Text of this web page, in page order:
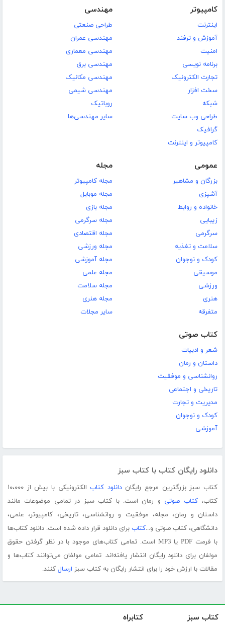
کامپیوتر
اینترنت
آموزش و ترفند
امنیت
برنامه نویسی
تجارت الکترونیک
سخت افزار
شبکه
طراحی وب سایت
گرافیک
کامپیوتر و اینترنت
مهندسی
طراحی صنعتی
مهندسی عمران
مهندسی معماری
مهندسی برق
مهندسی مکانیک
مهندسی شیمی
روباتیک
سایر مهندسی‌ها
عمومی
بزرگان و مشاهیر
آشپزی
خانواده و روابط
زیبایی
سرگرمی
سلامت و تغذیه
کودک و نوجوان
موسیقی
ورزشی
هنری
متفرقه
مجله
مجله کامپیوتر
مجله موبایل
مجله بازی
مجله سرگرمی
مجله اقتصادی
مجله ورزشی
مجله آموزشی
مجله علمی
مجله سلامت
مجله هنری
سایر مجلات
کتاب صوتی
شعر و ادبیات
داستان و رمان
روانشناسی و موفقیت
تاریخی و اجتماعی
مدیریت و تجارت
کودک و نوجوان
آموزشی
دانلود رایگان کتاب با کتاب سبز
کتاب سبز بزرگترین مرجع رایگاندانلود کتاب
الکترونیکی با بیش از ۱۰،۰۰۰
کتاب،کتاب صوتی و رمان است. با کتاب سبز در تمامی موضوعات مانند
داستان و رمان، مجله، موفقیت و روانشناسی، تاریخی، کامپیوتر، علمی،
دانشگاهی، کتاب صوتی و...کتاب برای دانلود قرار داده شده است. دانلود کتاب‌ها
با فرمت PDF یا MP3 است. تمامی کتاب‌های موجود با در نظر گرفتن حقوق
مولفان برای دانلود رایگان انتشار یافته‌اند. تمامی مولفان می‌توانند کتاب‌ها و
مقالات با ارزش خود را برای انتشار رایگان به کتاب سبز ارسال کنند.
کتاب سبز کتابراه